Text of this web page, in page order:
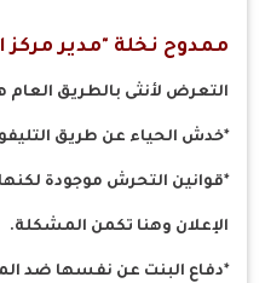
ممدوح نخلة "مدير مركز
التعرض لأنثى بالطريق العام
*خدش الحياء عن طريق
*قوانين التحرش موجودة
الإعلان وهنا تكمن المشكلة.
*دفاع البنت عن نفسها ضد